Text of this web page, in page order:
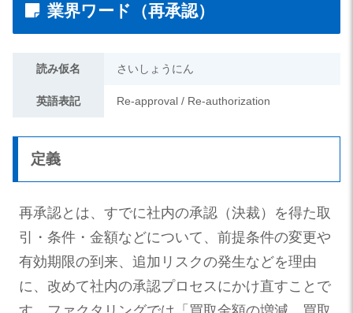
業界ワード（再承認）
読み仮名 さいしょうにん
英語表記 Re-approval / Re-authorization
定義
再承認とは、すでに社内の承認（決裁）を得た取
引・条件・金額などについて、前提条件の変更や
有効期限の到来、追加リスクの発生などを理由
に、改めて社内の承認プロセスにかけ直すことで